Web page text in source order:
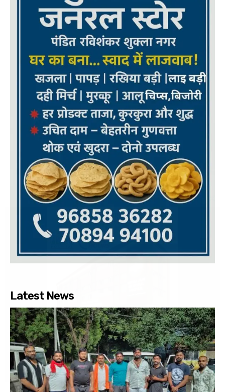
Latest News